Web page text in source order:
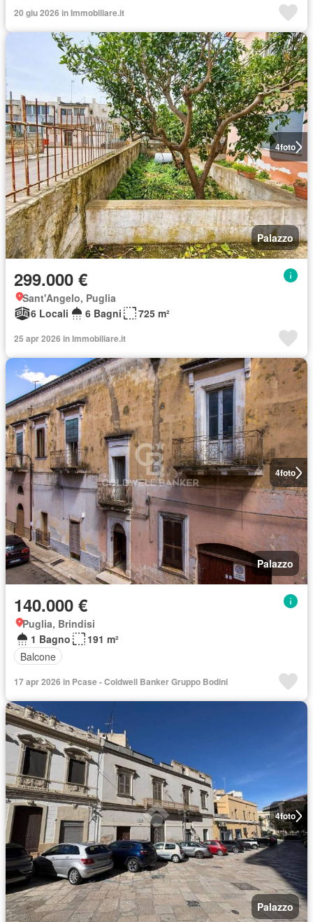
20 giu 2026 in Immobiliare.it
4foto
Palazzo
299.000 €
Sant'Angelo, Puglia
6 Locali
6 Bagni 725 m²
25 apr 2026 in Immobiliare.it
4foto
Palazzo
140.000 €
Puglia, Brindisi
1 Bagno
191 m²
Balcone
17 apr 2026 in Pcase - Coldwell Banker Gruppo Bodini
4foto
Palazzo